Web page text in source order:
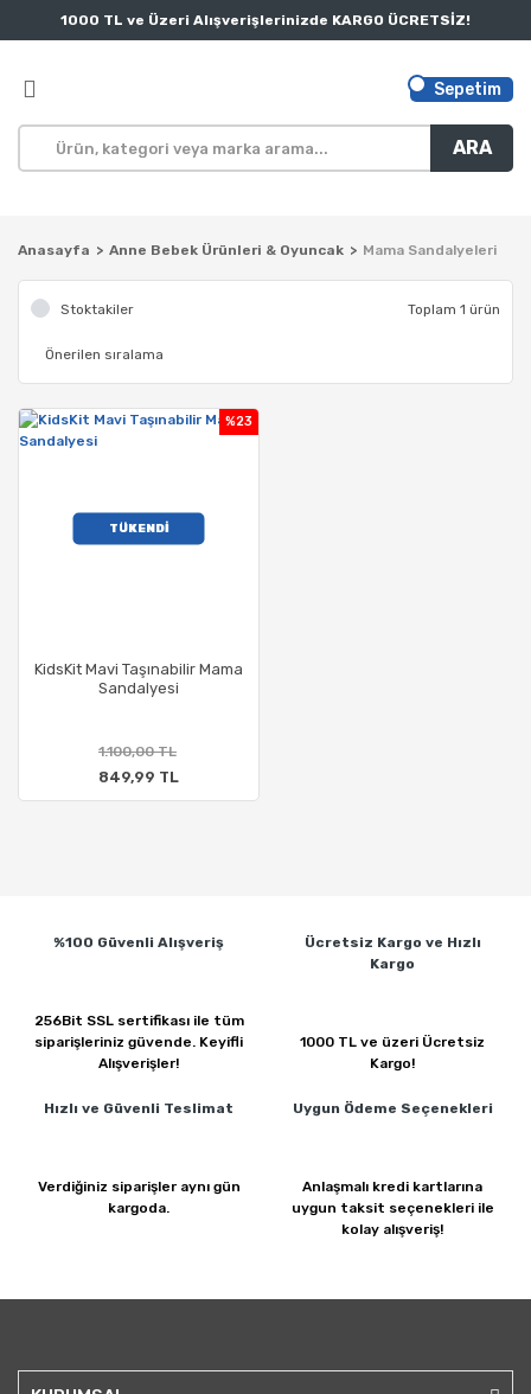
1000 TL ve Üzeri Alışverişlerinizde KARGO ÜCRETSİZ!
ARA
Sepetim
Anasayfa Anne Bebek Ürünleri & Oyuncak Mama Sandalyeleri
Stoktakiler Toplam 1 ürün
TÜKENDİ
KidsKit Mavi Taşınabilir Mama
Sandalyesi
%23
1.100,00 TL
849,99 TL
%100 Güvenli Alışveriş
256Bit SSL sertifikası ile tüm
siparişleriniz güvende. Keyifli
Alışverişler!
Ücretsiz Kargo ve Hızlı
Kargo
1000 TL ve üzeri Ücretsiz
Kargo!
Hızlı ve Güvenli Teslimat
Verdiğiniz siparişler aynı gün
kargoda.
Uygun Ödeme Seçenekleri
Anlaşmalı kredi kartlarına
uygun taksit seçenekleri ile
kolay alışveriş!